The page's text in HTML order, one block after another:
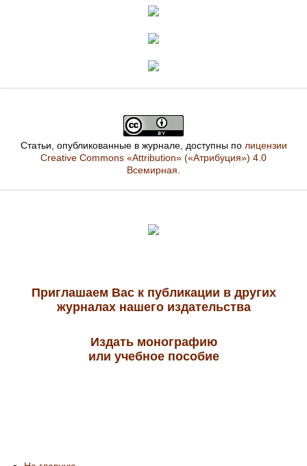
Статьи, опубликованные в журнале, доступны по лицензии
Creative Commons «Attribution» («Атрибуция») 4.0
Всемирная
Приглашаем Вас к публикации в других
журналах нашего издательства
Издать монографию
или учебное пособие